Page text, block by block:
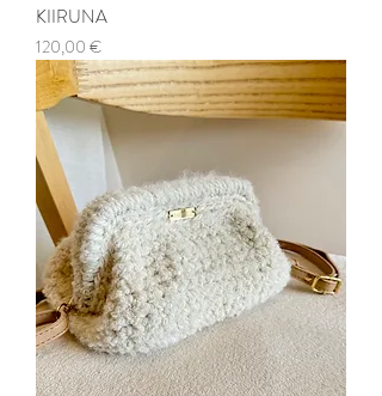
KIIRUNA
Prix
120,00 €